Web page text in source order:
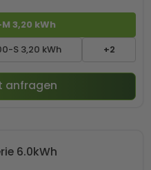
3,20 kWh
S 3,20 kWh
+2
anfragen
6.0kWh